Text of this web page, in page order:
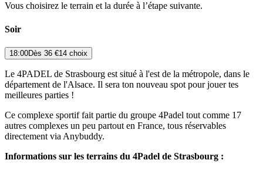
Vous choisirez le terrain et la durée à l’étape suivante.
Soir
18:00Dès 36 €14 choix
Le 4PADEL de Strasbourg est situé à l'est de la métropole, dans le
département de l'Alsace. Il sera ton nouveau spot pour jouer tes
meilleures parties !
Ce complexe sportif fait partie du groupe 4Padel tout comme 17
autres complexes un peu partout en France, tous réservables
directement via Anybuddy.
Informations sur les terrains du 4Padel de Strasbourg :